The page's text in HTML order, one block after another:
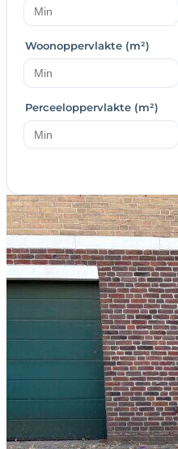
Woonoppervlakte (m²)
Perceeloppervlakte (m²)